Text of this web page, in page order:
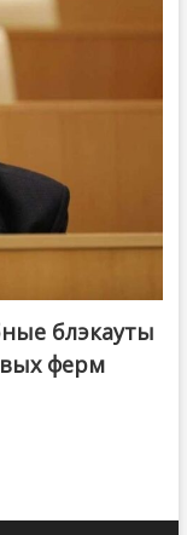
блэкауты
ферм